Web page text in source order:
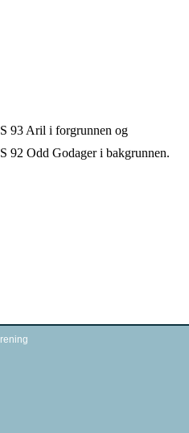
93 Aril i forgrunnen og
92 Odd Godager i bakgrunnen.